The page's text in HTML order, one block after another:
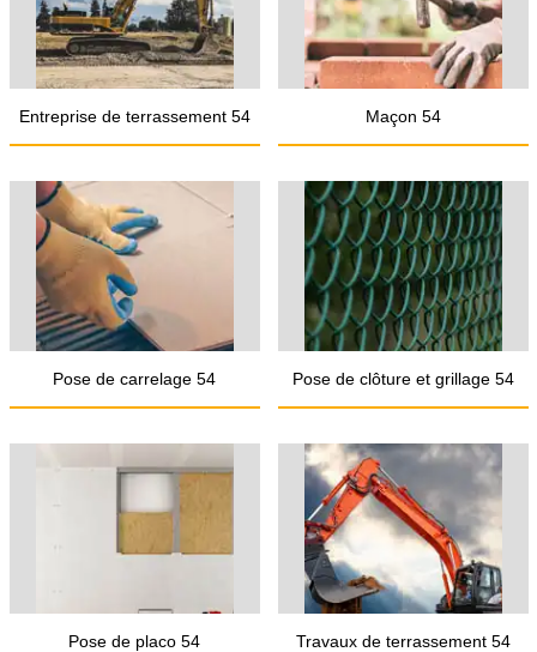
Entreprise de terrassement 54 Maçon 54
Pose de carrelage 54 Pose de clôture et grillage 54
Pose de placo 54 Travaux de terrassement 54